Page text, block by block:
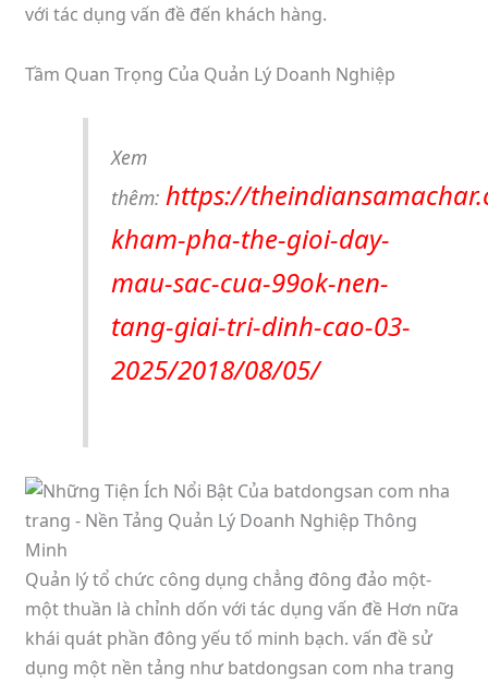
với tác dụng vấn đề đến khách hàng.
Tầm Quan Trọng Của Quản Lý Doanh Nghiệp
Xem
thêm: https://
kham-pha-the-gioi-day-
mau-sac-cua-99ok-nen-
tang-giai-tri-dinh-cao-03-
2025/2018/08/05/
Quản lý tổ chức công dụng chẳng đông đảo một-
một thuần là chỉnh dốn với tác dụng vấn đề Hơn nữa
khái quát phần đông yếu tố minh bạch. vấn đề sử
dụng một nền tảng như batdongsan com nha trang